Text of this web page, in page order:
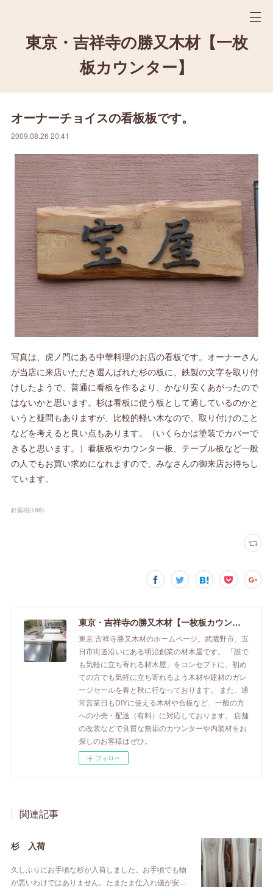
東京・吉祥寺の勝又木材【一枚
板カウンター】
オーナーチョイスの看板板です。
2009.08.26 20:41
写真は、虎ノ門にある中華料理のお店の看板です。オーナーさん
が当店に来店いただき選んばれた杉の板に、鉄製の文字を取り付
けしたようで、普通に看板を作るより、かなり安くあがったので
はないかと思います。杉は看板に使う板として適しているのかと
いうと疑問もありますが、比較的軽い木なので、取り付けのこと
などを考えると良い点もあります。（いくらかは塗装でカバーで
きると思います。）看板板やカウンター板、テーブル板など一般
の人でもお買い求めになれますので、みなさんの御来店お待ちし
ています。
針葉樹(198)
東京・吉祥寺の勝又木材【一枚板カウンター】
東京 吉祥寺勝又木材のホームページ。武蔵野市、五
日市街道沿いにある明治創業の材木屋です。 「誰で
も気軽に立ち寄れる材木屋」をコンセプトに、初め
ての方でも気軽に立ち寄れるよう木材や建材のガレ
ージセールを春と秋に行なっております。 また、通
常営業日もDIYに使える木材や合板など、一般の方
への小売・配送（有料）に対応しております。 店舗
の改装などで良質な無垢のカウンターや内装材をお
探しのお客様はぜひ。
フォロー
関連記事
杉 入荷
久しぶりにお手頃な杉が入荷しました。お手頃でも物
が悪いわけではありません。たまたま仕入れ値が安…